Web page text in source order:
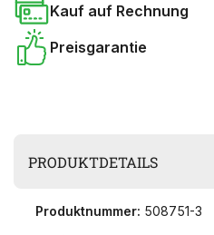
Kauf auf Rechnung
Preisgarantie
PRODUKTDETAILS
Produktnummer: 508751-3